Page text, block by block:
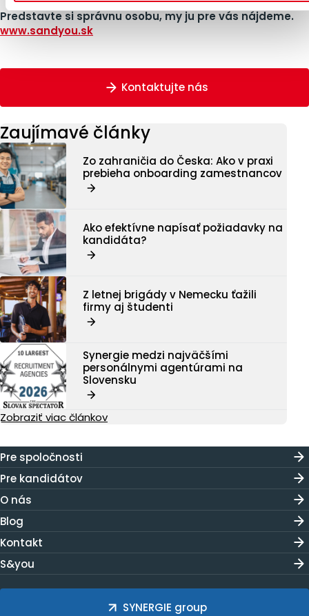
Predstavte si správnu osobu, my ju pre vás nájdeme.
www.sandyou.sk
Kontaktujte nás
Zaujímavé články
Zo zahraničia do Česka: Ako v praxi
prebieha onboarding zamestnancov
Ako efektívne napísať požiadavky na
kandidáta?
Z letnej brigády v Nemecku ťažili
firmy aj študenti
Synergie medzi najväčšími
personálnymi agentúrami na
Slovensku
Zobraziť viac článkov
Pre spoločnosti
Pre kandidátov
O nás
Blog
Kontakt
S&you
SYNERGIE group